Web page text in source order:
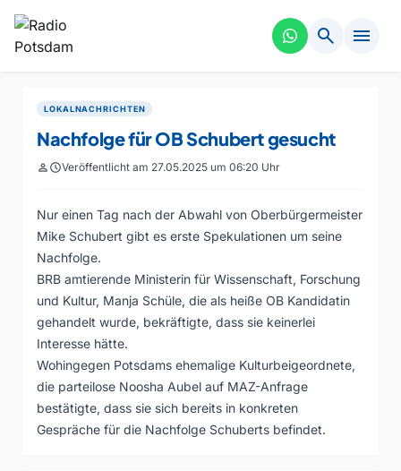
search menu
LOKALNACHRICHTEN
Nachfolge für OB Schubert gesucht
personscheduleVeröffentlicht am 27.05.2025 um 06:20 Uhr
Nur einen Tag nach der Abwahl von Oberbürgermeister
Mike Schubert gibt es erste Spekulationen um seine
Nachfolge.
BRB amtierende Ministerin für Wissenschaft, Forschung
und Kultur, Manja Schüle, die als heiße OB Kandidatin
gehandelt wurde, bekräftigte, dass sie keinerlei
Interesse hätte.
Wohingegen Potsdams ehemalige Kulturbeigeordnete,
die parteilose Noosha Aubel auf MAZ-Anfrage
bestätigte, dass sie sich bereits in konkreten
Gespräche für die Nachfolge Schuberts befindet.